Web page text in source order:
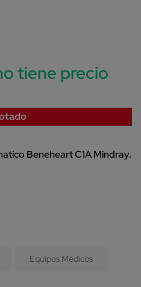
tiene precio
Beneheart C1A Mindray.
Equipos Médicos